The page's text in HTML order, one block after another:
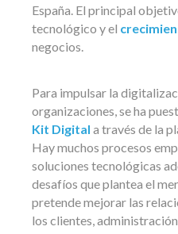
España. El principal
tecnológico y el
negocios.
Para impulsar la
organizaciones, se ha
Kit Digital a través de la
Hay muchos procesos
soluciones tecnológicas
desafíos que plantea el
pretende mejorar las
los clientes,